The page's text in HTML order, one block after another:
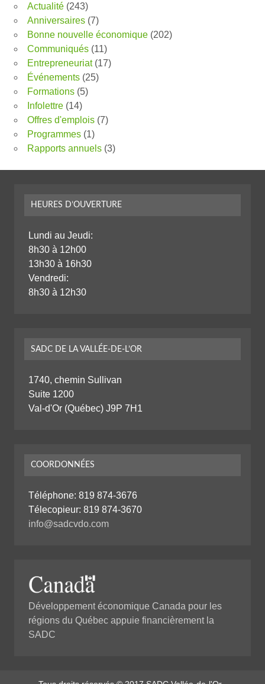
Actualité (243)
Anniversaires (7)
Bonne nouvelle économique (202)
Communiqués (11)
Entrepreneuriat(17)
Événements (25)
Formations (5)
Infolettre (14)
Offres d'emplois (7)
Programmes (1)
Rapports annuels (3)
HEURES D’OUVERTURE
Lundi au Jeudi:
8h30 à 12h00
13h30 à 16h30
Vendredi:
8h30 à 12h30
SADC DE LA VALLÉE-DE-L’OR
1740, chemin Sullivan
Suite 1200
Val-d'Or (Québec) J9P 7H1
COORDONNÉES
Téléphone: 819 874-3676
Télecopieur: 819 874-3670
info@sadcvdo.com
Développement économique Canada pour les
régions du Québec appuie financièrement la
SADC